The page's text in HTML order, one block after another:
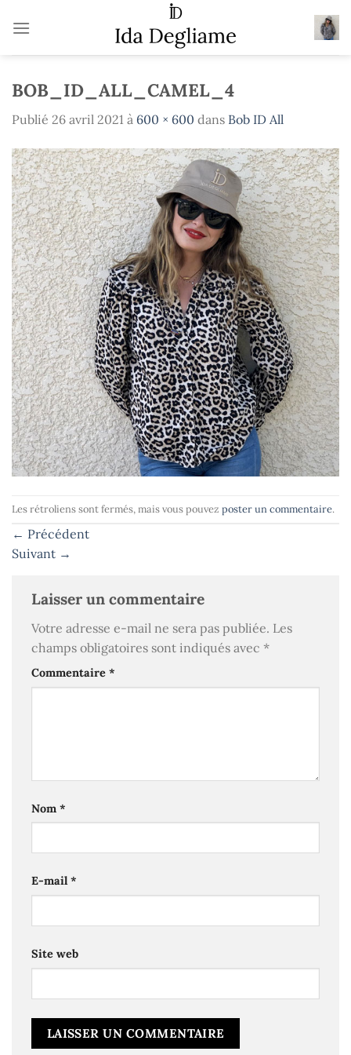
BOB_ID_ALL_CAMEL_4
Publié 26 avril 2021 à 600 × 600 dans Bob ID All
Les rétroliens sont fermés, mais vous pouvez poster un commentaire.
← Précédent
Suivant →
Laisser un commentaire
Votre adresse e-mail ne sera pas publiée. Les
champs obligatoires sont indiqués avec *
Commentaire *
Nom *
E-mail*
Site web